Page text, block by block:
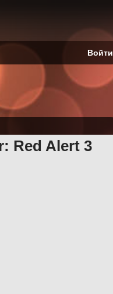
Red Alert 3
Войти